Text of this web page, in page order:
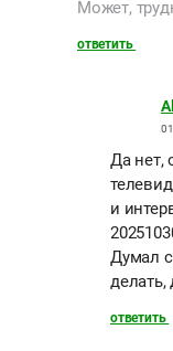
Может,
ответить
Да нет,
и
Думал
делать,
ответить